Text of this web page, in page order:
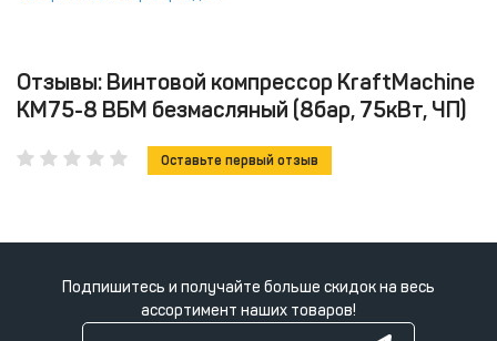
Отзывы: Винтовой компрессор KraftMachine
KM75-8 ВБМ безмасляный (8бар, 75кВт, ЧП)
Оставьте первый отзыв
Подпишитесь и получайте больше скидок на весь
ассортимент наших товаров!